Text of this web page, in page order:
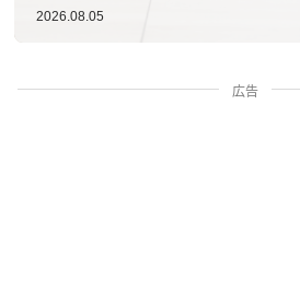
2026.08.05
広告